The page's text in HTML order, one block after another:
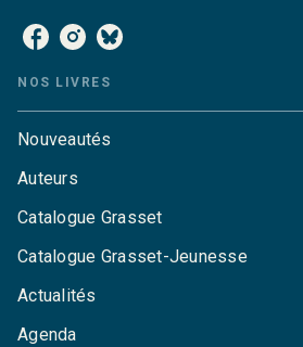
NOS LIVRES
Nouveautés
Auteurs
Catalogue Grasset
Catalogue Grasset-Jeunesse
Actualités
Agenda